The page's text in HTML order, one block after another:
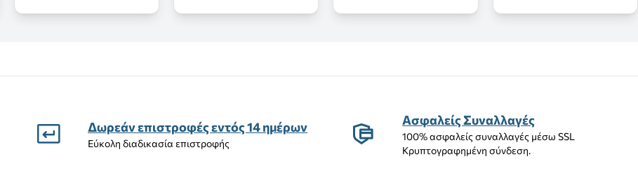
Δωρεάν επιστροφές εντός 14 ημέρων
Εύκολη διαδικασία επιστροφής
Ασφαλείς Συναλλαγές
100% ασφαλείς συναλλαγές μέσω SSL
Κρυπτογραφημένη σύνδεση.